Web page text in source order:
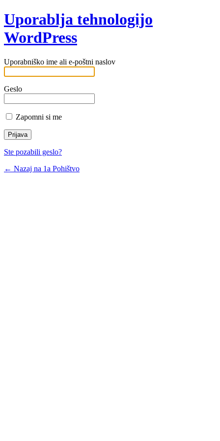
Uporablja tehnologijo
WordPress
Uporabniško ime ali e-poštni naslov
Geslo
Zapomni si me
Ste pozabili geslo?
← Nazaj na 1a Pohištvo